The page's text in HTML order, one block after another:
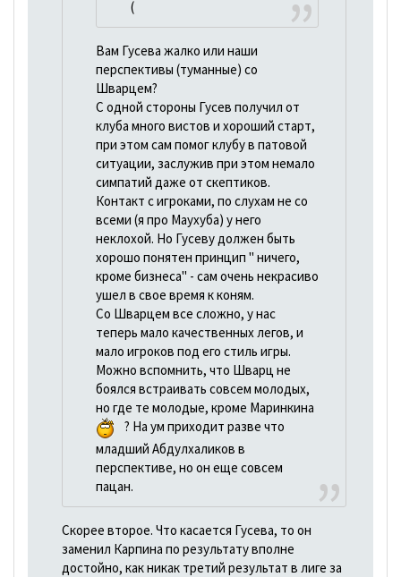
(
Вам Гусева жалко или наши
перспективы (туманные) со
Шварцем?
С одной стороны Гусев получил от
клуба много вистов и хороший старт,
при этом сам помог клубу в патовой
ситуации, заслужив при этом немало
симпатий даже от скептиков.
Контакт с игроками, по слухам не со
всеми (я про Маухуба) у него
неклохой. Но Гусеву должен быть
хорошо понятен принцип " ничего,
кроме бизнеса" - сам очень некрасиво
ушел в свое время к коням.
Со Шварцем все сложно, у нас
теперь мало качественных легов, и
мало игроков под его стиль игры.
Можно вспомнить, что Шварц не
боялся встраивать совсем молодых,
но где те молодые, кроме Маринкина
? На ум приходит разве что
младший Абдулхаликов в
перспективе, но он еще совсем
пацан.
Скорее второе. Что касается Гусева, то он
заменил Карпина по результату вполне
достойно, как никак третий результат в лиге за